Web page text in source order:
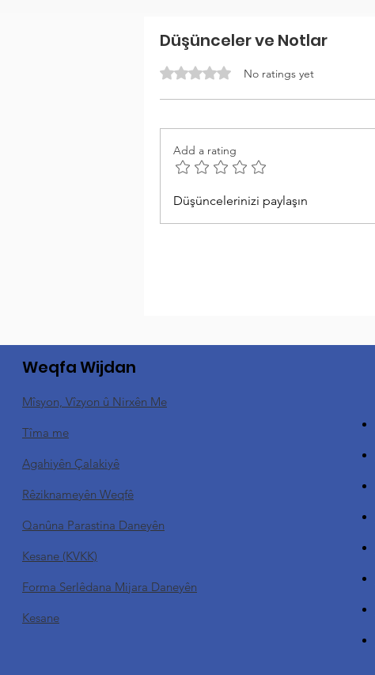
Düşünceler ve Notlar
Rated 0 out of 5 stars. No ratings yet
Add a rating
Düşüncelerinizi paylaşın
Weqfa Wijdan
Mîsyon, Vîzyon û Nirxên Me
Tîma me
Agahiyên Çalakiyê
Rêziknameyên Weqfê
Qanûna Parastina Daneyên
Kesane (KVKK)
Forma Serlêdana Mijara Daneyên
Kesane